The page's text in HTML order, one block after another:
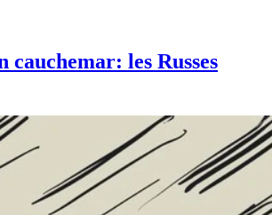
cauchemar: les Russes